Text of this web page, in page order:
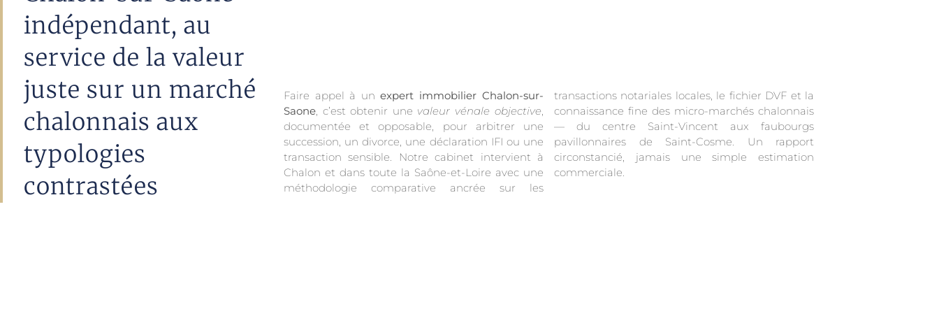
indépendant, au
service de la valeur
juste sur un marché
chalonnais aux
typologies
contrastées
Faire appel à un expert immobilier Chalon-sur-
Saone, c’est obtenir une valeur vénale objective,
documentée et opposable, pour arbitrer une
succession, un divorce, une déclaration IFI ou une
transaction sensible. Notre cabinet intervient à
Chalon et dans toute la Saône-et-Loire avec une
méthodologie comparative ancrée sur les
transactions notariales locales, le fichier DVF et la
connaissance fine des micro-marchés chalonnais
— du centre Saint-Vincent aux faubourgs
pavillonnaires de Saint-Cosme. Un rapport
circonstancié, jamais une simple estimation
commerciale.